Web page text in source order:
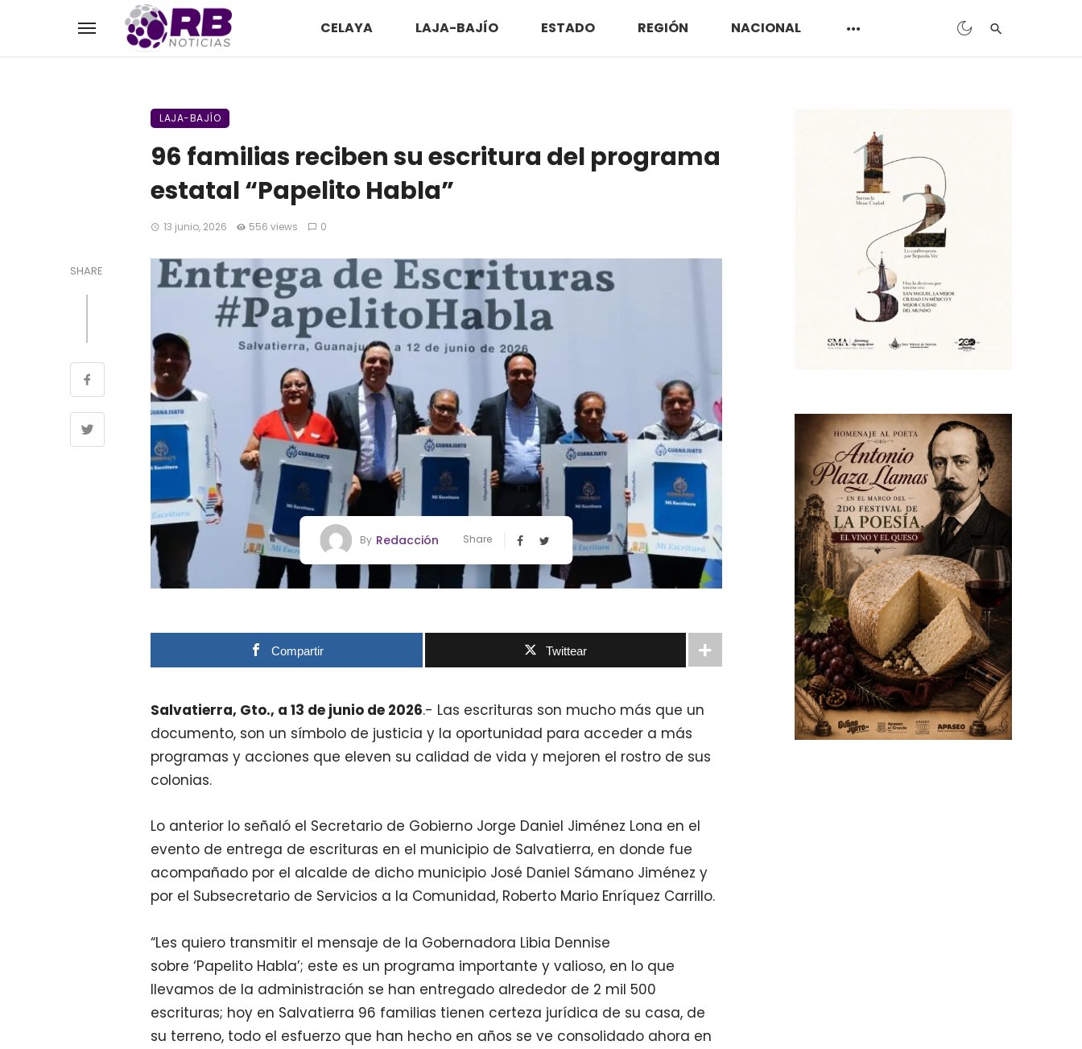
CELAYA LAJA-BAJÍO ESTADO REGIÓN NACIONAL
LAJA-BAJÍO
96 familias reciben su escritura del programa
estatal “Papelito Habla”
13 junio, 2026 556 views 0
SHARE
By Redacción Share
Compartir Twittear
Salvatierra, Gto., a 13 de junio de 2026.- Las escrituras son mucho más que un
documento, son un símbolo de justicia y la oportunidad para acceder a más
programas y acciones que eleven su calidad de vida y mejoren el rostro de sus
colonias.
Lo anterior lo señaló el Secretario de Gobierno Jorge Daniel Jiménez Lona en el
evento de entrega de escrituras en el municipio de Salvatierra, en donde fue
acompañado por el alcalde de dicho municipio José Daniel Sámano Jiménez y
por el Subsecretario de Servicios a la Comunidad, Roberto Mario Enríquez Carrillo.
“Les quiero transmitir el mensaje de la Gobernadora Libia Dennise
sobre ‘Papelito Habla’; este es un programa importante y valioso, en lo que
llevamos de la administración se han entregado alrededor de 2 mil 500
escrituras; hoy en Salvatierra 96 familias tienen certeza jurídica de su casa, de
su terreno, todo el esfuerzo que han hecho en años se ve consolidado ahora en